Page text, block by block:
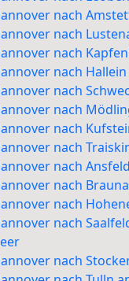
nach
nach
nach
nach Hallein
nach
nach
nach
nach
nach
nach
nach
nach
nach